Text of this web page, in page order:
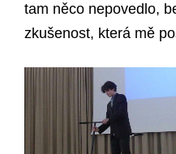
tam něco nepovedlo,
zkušenost, která mě